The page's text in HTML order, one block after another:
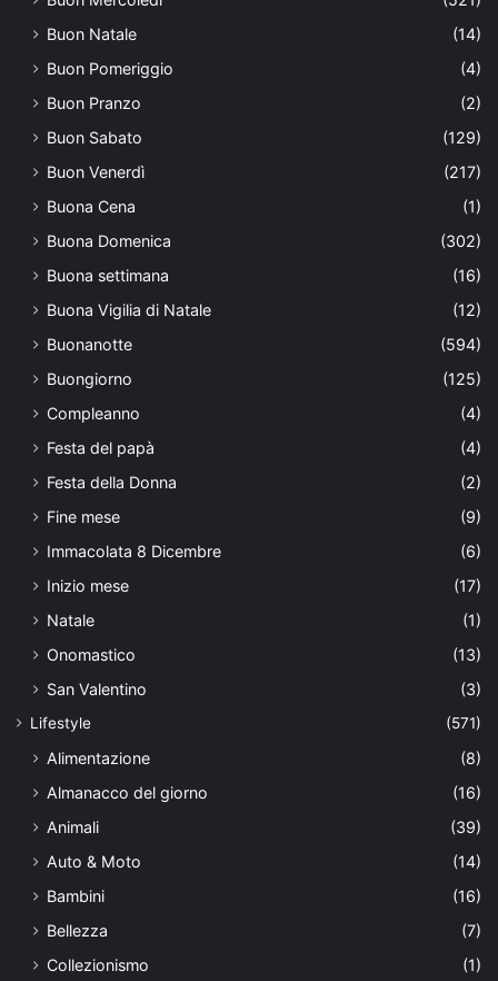
Buon Natale
(14)
Buon Pomeriggio
(4)
Buon Pranzo
(2)
Buon Sabato
(129)
Buon Venerdì
(217)
Buona Cena
(1)
Buona Domenica
(302)
Buona settimana
(16)
Buona Vigilia di Natale
(12)
Buonanotte
(594)
Buongiorno
(125)
Compleanno
(4)
Festa del papà
(4)
Festa della Donna
(2)
Fine mese
(9)
Immacolata 8 Dicembre
(6)
Inizio mese
(17)
Natale
(1)
Onomastico
(13)
San Valentino
(3)
Lifestyle (571)
Alimentazione
(8)
Almanacco del giorno
(16)
Animali
(39)
Auto & Moto
(14)
Bambini
(16)
Bellezza
(7)
Collezionismo
(1)